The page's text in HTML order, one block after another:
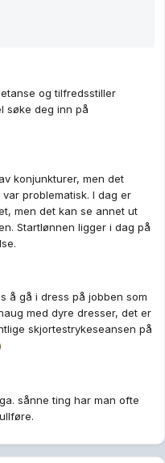
og tilfredsstiller
søke deg inn på
konjunkturer, men det
problematisk. I dag er
men det kan se annet ut
Startlønnen ligger i dag på
å gå i dress på jobben som
med dyre dresser, det er
skjortestrykeseansen på
sånne ting har man ofte